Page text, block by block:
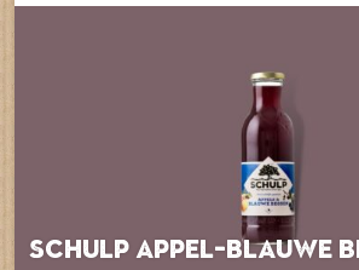
Schulp Appel-Blauwe